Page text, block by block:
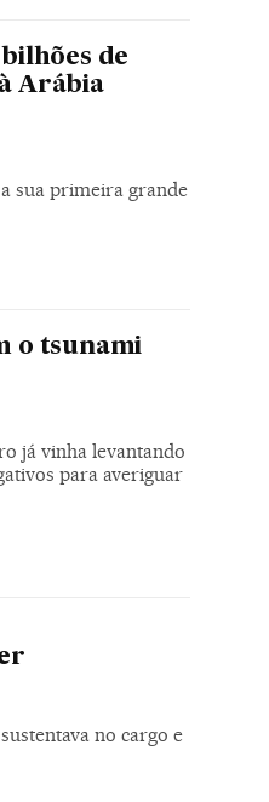
de
Arábia
sua primeira grande
o tsunami
já vinha levantando
para averiguar
no cargo e